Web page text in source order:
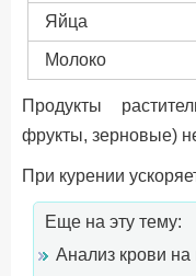
Яйца
Молоко
Продукты
фрукты, зерновые)
При курении
Еще на эту тему:
Анализ крови